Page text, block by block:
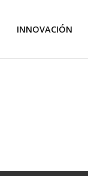
INNOVACIÓN